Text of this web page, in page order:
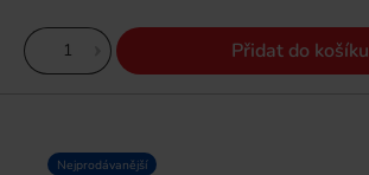
Přidat do košíku
Nejprodávanější